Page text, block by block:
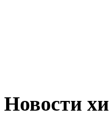
Новости